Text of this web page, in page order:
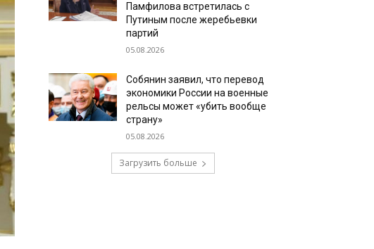
Памфилова встретилась с
Путиным после жеребьевки
партий
05.08.2026
Собянин заявил, что перевод
экономики России на военные
рельсы может «убить вообще
страну»
05.08.2026
Загрузить больше